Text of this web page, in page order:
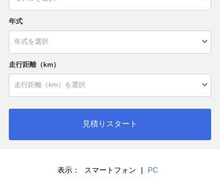
年式
走行距離（km）
見積りスタート
表示： スマートフォン | PC